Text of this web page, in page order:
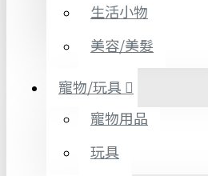
生活小物
美容/美髮
寵物/玩具
寵物用品
玩具